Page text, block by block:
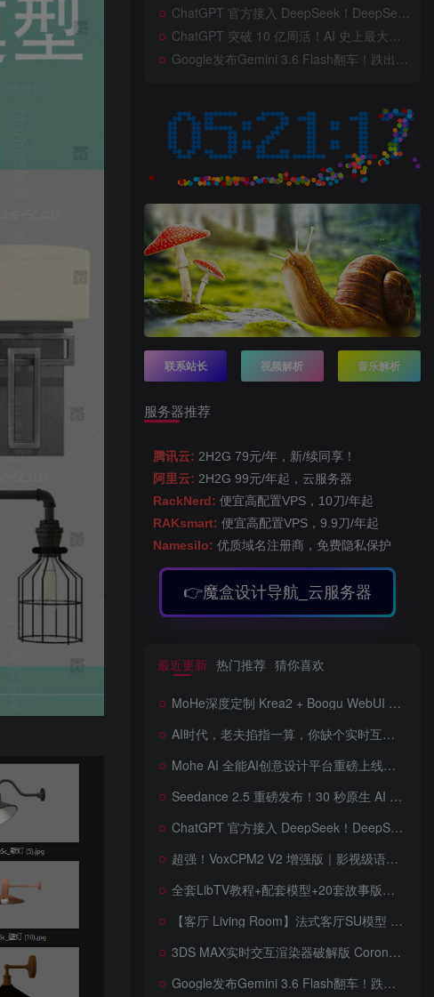
ChatGPT 官方接入 DeepSeek！DeepSeek V4 Flash 0731 重磅开源发布！AI 编程能力全面升级，支持识图、支持 Responses API，本地部署全攻略！
ChatGPT 突破 10 亿周活！AI 史上最大用户奇迹背后，OpenAI 正面对一场百亿美元级商业挑战
Google发布Gemini 3.6 Flash翻车！跌出全球智能榜前十！Google 新模型遭遇口碑争议，附个人一些使用体验——变慢/降智/弱智，Gemini现在真的是一团糟，Google版豆包！
联系站长 视频解析 音乐解析
服务器推荐
腾讯云: 2H2G 79元/年，新/续同享！
阿里云: 2H2G 99元/年起，云服务器
RackNerd: 便宜高配置VPS，10刀/年起
RAKsmart: 便宜高配置VPS，9.9刀/年起
Namesilo: 优质域名注册商，免费隐私保护
👉魔盒设计导航_云服务器
最近更新 热门推荐 猜你喜欢
MoHe深度定制 Krea2 + Boogu WebUI v2.0 重磅发布！专为 AI 室内设计师打造，一键切换定制工作流，彻底告别 ComfyUI 复杂节点，一键生图！
AI时代，老夫掐指一算，你缺个实时互动的 AI 赛博女友！无需 API、完全免费、实时语音互动，零延迟打造专属 AI 数字女友，附本地部署教程！
Mohe AI 全能AI创意设计平台重磅上线！一站式AI提示词词库·对话·绘画·画廊·推流AI创意神器与AIGC展示平台系统全面升级！
Seedance 2.5 重磅发布！30 秒原生 AI 视频、50 个多模态参考、原位编辑全上线，告别抽卡盲盒，AI 视频正式进入导演时代！
ChatGPT 官方接入 DeepSeek！DeepSeek V4 Flash 0731 重磅开源发布！AI 编程能力全面升级，支持识图、支持 Responses API，本地部署全攻略！
超强！VoxCPM2 V2 增强版｜影视级语音克隆，音色永久保存，文字转语音+AI声音克隆+方言 + ai语音设计+多人对话 + 字幕全搞定
全套LibTV教程+配套模型+20套故事版参考(含提示词)轻松学会AI短剧制作，全套教程走过路过不要错过想在家里赚钱的就学习起来
【客厅 Living Room】法式客厅SU模型 French-style living room SketchUp model
3DS MAX实时交互渲染器破解版 Corona Render 15 Hotfix 2 For 3ds Max 2018 ~ 2027 Win + 离线材质预设库
Google发布Gemini 3.6 Flash翻车！跌出全球智能榜前十！Google 新模型遭遇口碑争议，附个人一些使用体验——变慢/降智/弱智，Gemini现在真的是一团糟，Google版豆包！